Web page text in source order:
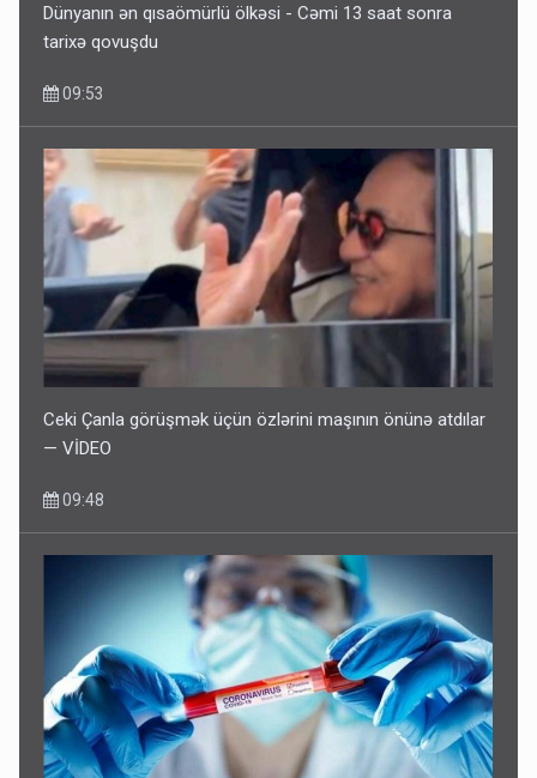
Dünyanın ən qısaömürlü ölkəsi - Cəmi 13 saat sonra
tarixə qovuşdu
09:53
Ceki Çanla görüşmək üçün özlərini maşının önünə atdılar
— VİDEO
09:48